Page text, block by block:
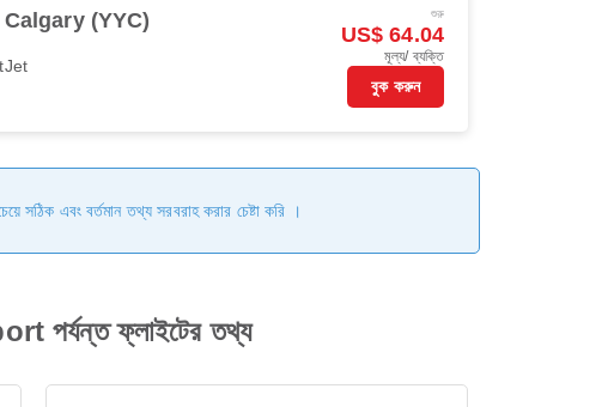
Calgary (YYC) শুরু
US$ 64.04
মূল্য/ ব্যক্তি
বুক করুন
সঠিক এবং বর্তমান তথ্য সরবরাহ করার চেষ্টা করি ।
ফ্লাইটের তথ্য